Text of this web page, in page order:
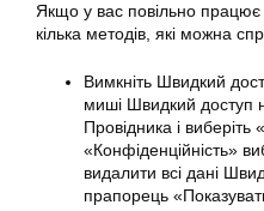
Якщо у вас повільно
кілька методів, які можна
Вимкніть Швидкий
миші Швидкий доступ
Провідника і
«Конфіденційність»
видалити всі дані
прапорець